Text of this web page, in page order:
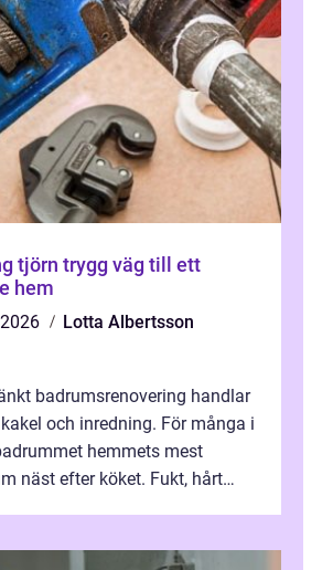
väg till ett
hem
Lotta Albertsson
badrumsrenovering handlar
och inredning. För många i
hemmets mest
näst efter köket. Fukt, hårt